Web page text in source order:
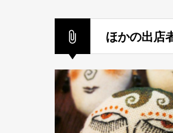
ほかの出店